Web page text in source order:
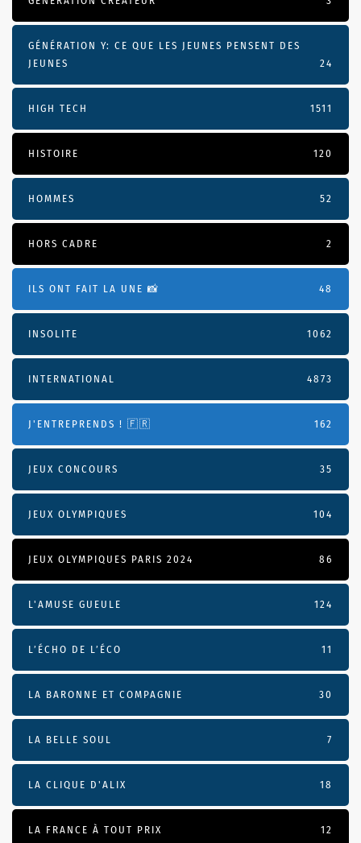
GÉNÉRATION Y: CE QUE LES JEUNES PENSENT DES
JEUNES
24
HIGH TECH 1511
HISTOIRE 120
HOMMES 52
HORS CADRE 2
ILS ONT FAIT LA UNE 📸 48
INSOLITE 1062
INTERNATIONAL 4873
J'ENTREPRENDS ! 🇫🇷 162
JEUX CONCOURS 35
JEUX OLYMPIQUES 104
JEUX OLYMPIQUES PARIS 2024 86
L'AMUSE GUEULE 124
L’ÉCHO DE L’ÉCO 11
LA BARONNE ET COMPAGNIE 30
LA BELLE SOUL 7
LA CLIQUE D'ALIX 18
LA FRANCE À TOUT PRIX 12